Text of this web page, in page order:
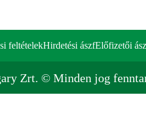
feltételekHirdetési ászfElőfizetői
Zrt. © Minden jog